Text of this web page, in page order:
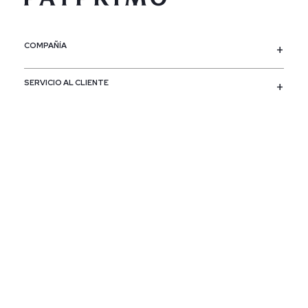
COMPAÑÍA
SERVICIO AL CLIENTE